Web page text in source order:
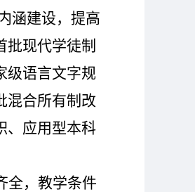
涵建设，提高
现代学徒制
级语言文字规
混合所有制改
、应用型本科
全，教学条件